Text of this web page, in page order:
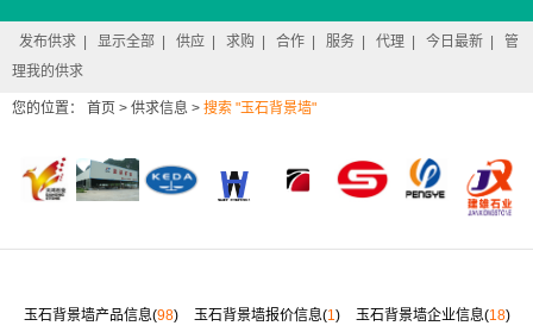
发布供求 显示全部 供应 求购 合作 服务 代理 今日最新
管
理我的供求
您的位置： 首页 > 供求信息 > 搜索 "玉石背景墙"
玉石背景墙产品信息(98) 玉石背景墙报价信息(1) 玉石背景墙企业信息(18)